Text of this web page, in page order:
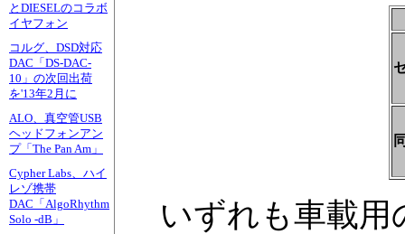
とDIESELのコラボ
イヤフォン
コルグ、DSD対応
DAC「DS-DAC-
10」の次回出荷
を'13年2月に
ALO、真空管USB
ヘッドフォンアン
プ「The Pan Am」
Cypher Labs、ハイ
レゾ携帯
DAC「AlgoRhythm
Solo -dB」
いずれも車載用